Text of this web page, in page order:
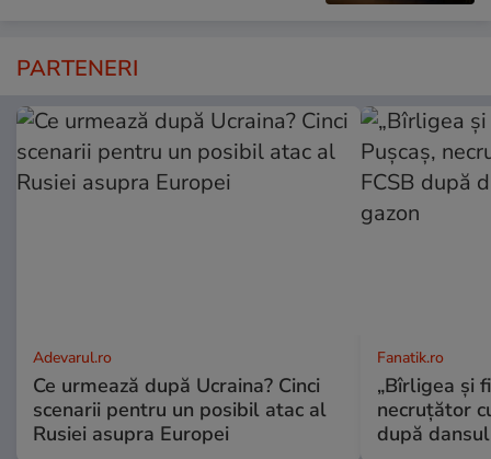
PARTENERI
Adevarul.ro
Ce urmează după Ucraina? Cinci
scenarii pentru un posibil atac al
Rusiei asupra Europei
Fanatik.ro
„Bîrligea şi
necruţător
după